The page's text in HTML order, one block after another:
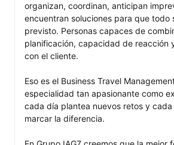
organizan, coordinan, anticipan
encuentran soluciones para que todo
previsto. Personas capaces de
planificación, capacidad de reacción
con el cliente.
Eso es el Business Travel
especialidad tan apasionante como
cada día plantea nuevos retos y
marcar la diferencia.